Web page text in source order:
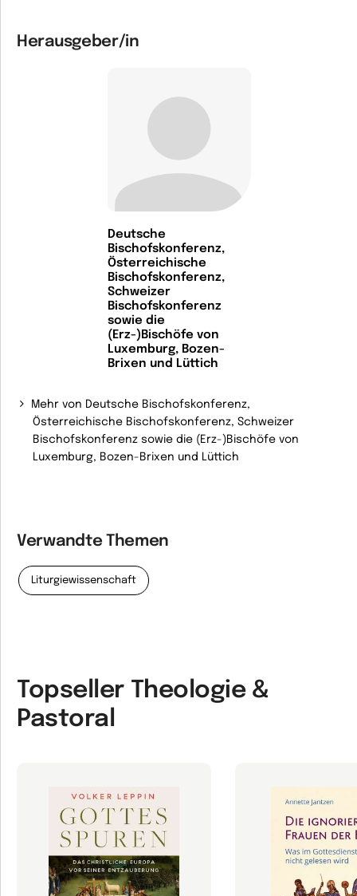
Herausgeber/in
Deutsche
Bischofskonferenz,
Österreichische
Bischofskonferenz,
Schweizer
Bischofskonferenz
sowie die
(Erz-)Bischöfe von
Luxemburg, Bozen-
Brixen und Lüttich
Mehr von Deutsche Bischofskonferenz,
Österreichische Bischofskonferenz, Schweizer
Bischofskonferenz sowie die (Erz-)Bischöfe von
Luxemburg, Bozen-Brixen und Lüttich
Verwandte Themen
Liturgiewissenschaft
Topseller Theologie &
Pastoral